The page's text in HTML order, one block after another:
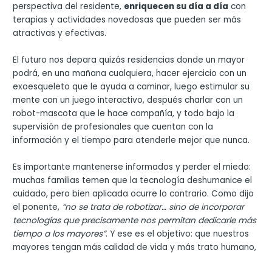
perspectiva del residente, enriquecen su día a día con
terapias y actividades novedosas que pueden ser más
atractivas y efectivas.
El futuro nos depara quizás residencias donde un mayor
podrá, en una mañana cualquiera, hacer ejercicio con un
exoesqueleto que le ayuda a caminar, luego estimular su
mente con un juego interactivo, después charlar con un
robot-mascota que le hace compañía, y todo bajo la
supervisión de profesionales que cuentan con la
información y el tiempo para atenderle mejor que nunca.
Es importante mantenerse informados y perder el miedo:
muchas familias temen que la tecnología deshumanice el
cuidado, pero bien aplicada ocurre lo contrario. Como dijo
el ponente, “no se trata de robotizar… sino de incorporar
tecnologías que precisamente nos permitan dedicarle más
tiempo a los mayores”. Y ese es el objetivo: que nuestros
mayores tengan más calidad de vida y más trato humano,